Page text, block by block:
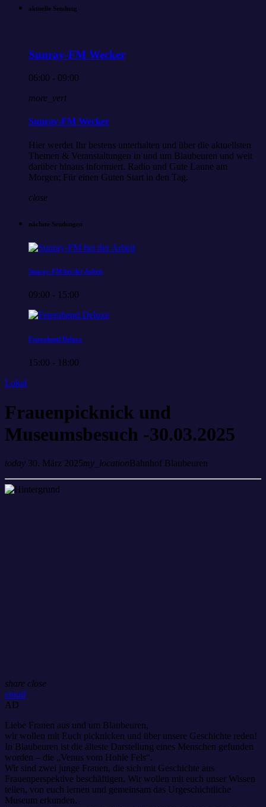
aktuelle Sendung
Sunray-FM Wecker
06:00 - 09:00
more_vert
Sunray-FM Wecker
Hier werdet Ihr bestens unterhalten und über die aktuellsten
Themen & Veranstaltungen in und um Blaubeuren und weit
darüber hinaus informiert. Radio und Gute Laune am
Morgen; Für einen Guten Start in den Tag.
close
nächste Sendungen
Sunray-FM bei der Arbeit
09:00 - 15:00
Feierabend Deluxe
15:00 - 18:00
Lokal
Frauenpicknick und
Museumsbesuch -30.03.2025
today 30. März 2025my_locationBahnhof Blaubeuren
share close
email
AD
Liebe Frauen aus und um Blaubeuren,
wir wollen mit Euch picknicken und über unsere Geschichte reden!
In Blaubeuren ist die älteste Darstellung eines Menschen gefunden
worden – die „Venus vom Hohle Fels“.
Wir sind zwei junge Frauen, die sich mit Geschichte aus
Frauenperspektive beschäftigen. Wir wollen mit euch unser Wissen
teilen, von euch lernen und gemeinsam das Urgeschichtliche
Museum erkunden.